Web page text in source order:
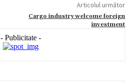
Articolul următor
Cargo industry welcome foreign
investment
- Publicitate -